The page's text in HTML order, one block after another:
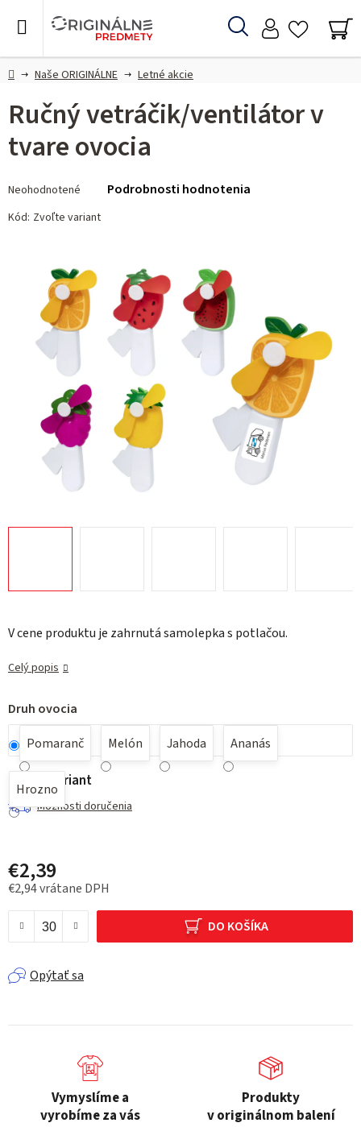
Hľadať
DomovNaše ORIGINÁLNE Letné akcie
V cene produktu je zahrnutá samolepka s potlačou.
Celý popis
Druh ovocia
Pomaranč
Melón Jahoda Ananás
Hrozno
Zvoľte variant
Možnosti doručenia
€2,39
€2,94 vrátane DPH
DO KOŠÍKA
Opýtať sa
Ručný vetráčik/ventilátor v
tvare ovocia
hodnotenie
produktu
hviezdičiek.
Neohodnotené Podrobnosti hodnotenia
Kód: Zvoľte variant
Vymyslíme a
vyrobíme za vás
Produkty
v originálnom balení